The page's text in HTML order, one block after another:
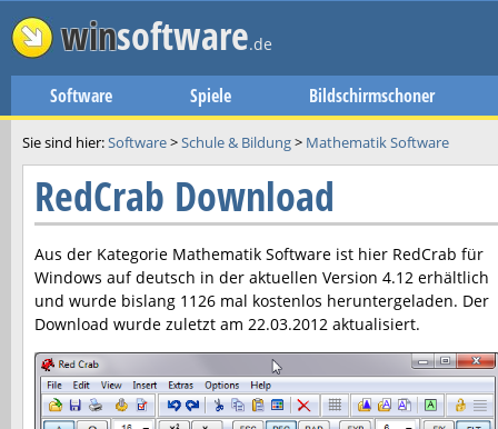
winsoftware.de
Software Spiele Bildschirmschoner
Sie sind hier:Software>Schule & Bildung> Mathematik Software
RedCrab Download
Aus der Kategorie Mathematik Software ist hier RedCrab für
Windows auf deutsch in der aktuellen Version 4.12 erhältlich
und wurde bislang 1126 mal kostenlos heruntergeladen. Der
Download wurde zuletzt am 22.03.2012 aktualisiert.